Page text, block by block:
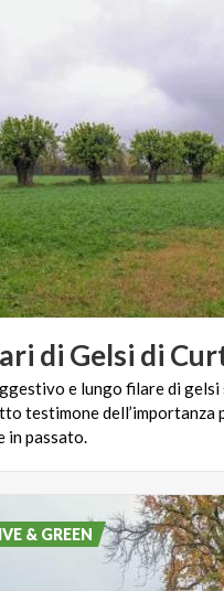
di Gelsi di
e lungo filare di gelsi
testimone dell’importanza
in passato.
& GREEN